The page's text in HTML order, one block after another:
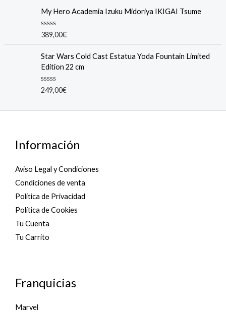
o
f
5
e
0
o
u
o
f
5
My Hero Academia Izuku Midoriya IKIGAI Tsume
R
e
d
0
o
u
t
5
389,00€
Star Wars Cold Cast Estatua Yoda Fountain Limited
Edition 22 cm
R
e
t
5
249,00€
Información
Aviso Legal y Condiciones
Condiciones de venta
Política de Privacidad
Política de Cookies
Tu Cuenta
Tu Carrito
Franquicias
Marvel